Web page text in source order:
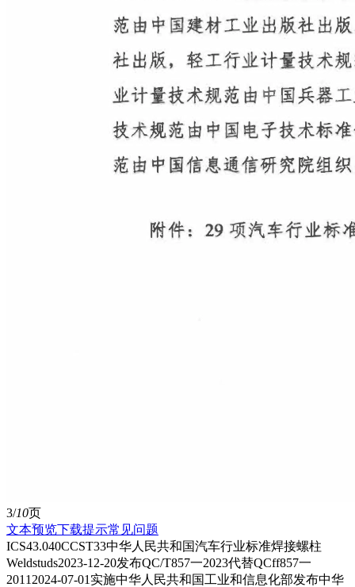
3/10页
文本预览下载提示常见问题
ICS43.040CCST33中华人民共和国汽车行业标准焊接螺柱
Weldstuds2023-12-20发布QC/T857一2023代替QCff857一
20112024-07-01实施中华人民共和国工业和信息化部发布中华